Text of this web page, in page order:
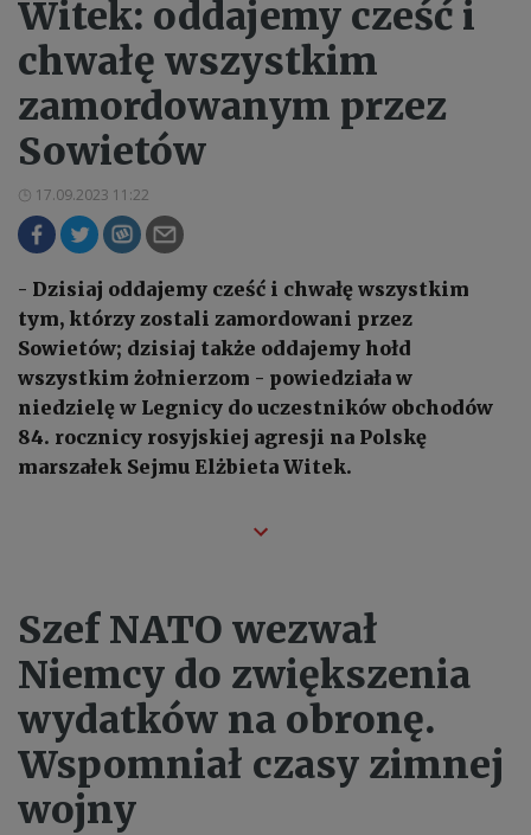
Witek: oddajemy cześć i
chwałę wszystkim
zamordowanym przez
Sowietów
17.09.2023 11:22
- Dzisiaj oddajemy cześć i chwałę wszystkim
tym, którzy zostali zamordowani przez
Sowietów; dzisiaj także oddajemy hołd
wszystkim żołnierzom - powiedziała w
niedzielę w Legnicy do uczestników obchodów
84. rocznicy rosyjskiej agresji na Polskę
marszałek Sejmu Elżbieta Witek.
Szef NATO wezwał
Niemcy do zwiększenia
wydatków na obronę.
Wspomniał czasy zimnej
wojny